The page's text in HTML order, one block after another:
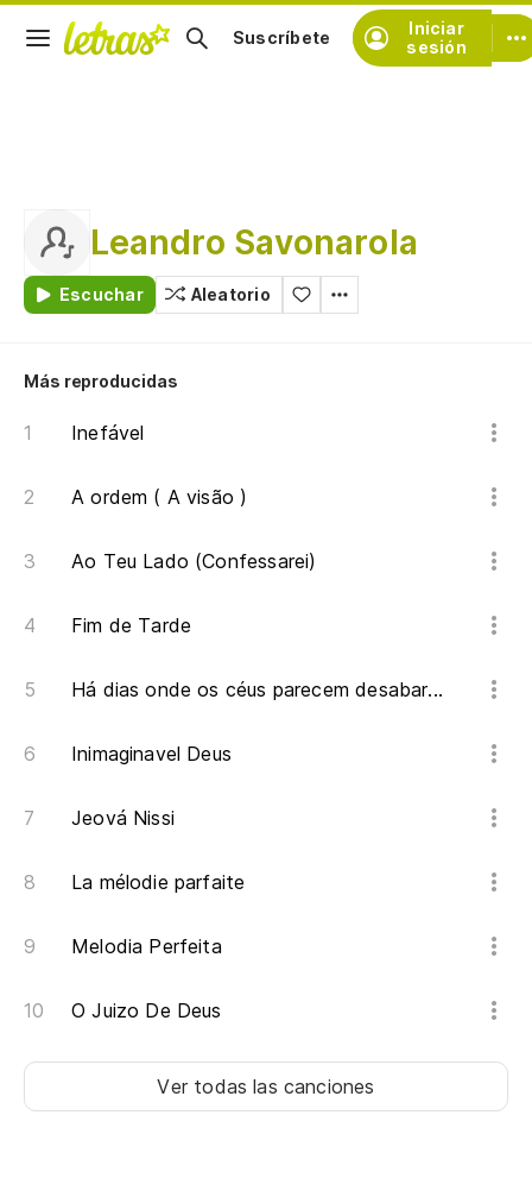
Iniciar
sesión
Suscríbete
Leandro Savonarola
Escuchar Aleatorio
Más reproducidas
Inefável
A ordem ( A visão )
Ao Teu Lado (Confessarei)
Fim de Tarde
Há dias onde os céus parecem desabar...
Inimaginavel Deus
Jeová Nissi
La mélodie parfaite
Melodia Perfeita
O Juizo De Deus
Ver todas las canciones